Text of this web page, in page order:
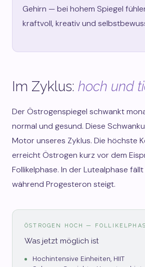
Gehirn — bei hohem Spiegel
kraftvoll, kreativ und
Im Zyklus: hoch und
Der Östrogenspiegel schwankt
normal und gesund. Diese
Motor unseres Zyklus. Die höchste
erreicht Östrogen kurz vor dem
Follikelphase. In der Lutealphase
während Progesteron steigt.
ÖSTROGEN HOCH —
Was jetzt möglich ist
Hochintensive Einheiten, HIIT